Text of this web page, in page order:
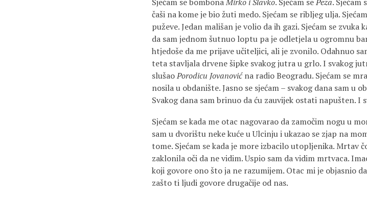
čaši na kome je bio žuti medo. Sjećam se ribljeg ulja.
puževe. Jedan mališan je volio da ih gazi. Sjećam se zvuka
da sam jednom šutnuo loptu pa je odletjela u ogromnu
htjedoše da me prijave učiteljici, ali je zvonilo. Odahnuo
teta stavljala drvene šipke svakog jutra u grlo. I svakog
slušaoPorodicu Jovanovićna radio Beogradu. Sjećam se
nosila u obdanište. Jasno se sjećam – svakog dana sam
Svakog dana sam brinuo da ću zauvijek ostati napušten. I
Sjećam se kada me otac nagovarao da zamočim nogu u
sam u dvorištu neke kuće u Ulcinju i ukazao se zjap na
tome. Sjećam se kada je more izbacilo utopljenika. Mrtav
zaklonila oči da ne vidim. Uspio sam da vidim mrtvaca.
koji govore ono što ja ne razumijem. Otac mi je objasnio
zašto ti ljudi govore drugačije od nas.